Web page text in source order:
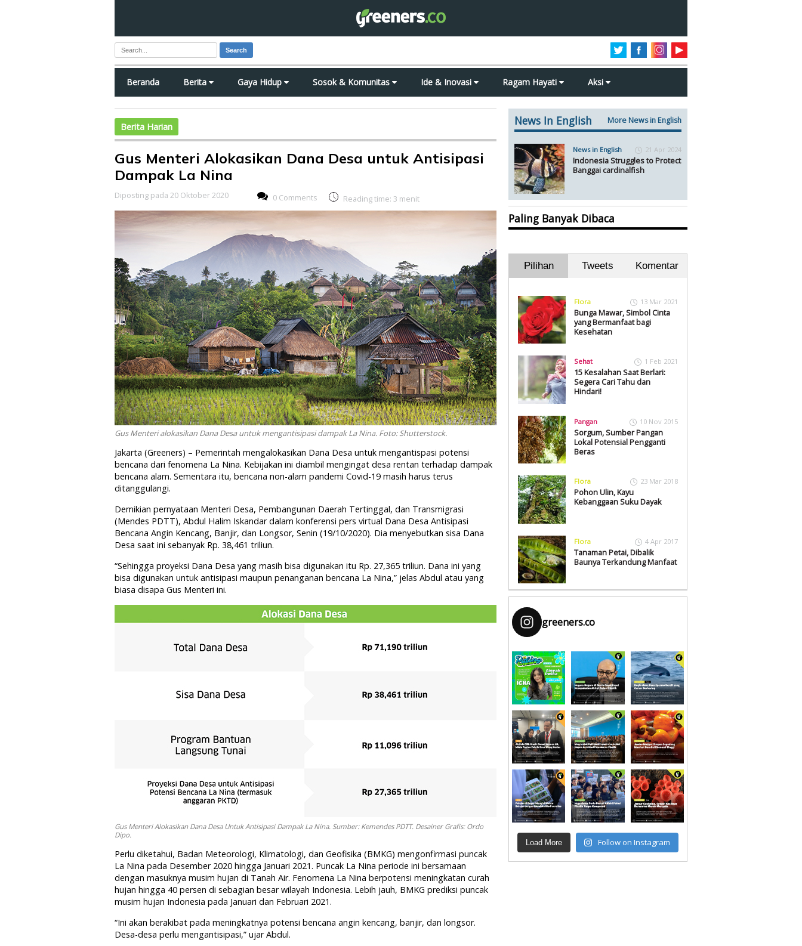
Search
Beranda Berita Gaya Hidup Sosok & Komunitas Ide & Inovasi Ragam Hayati Aksi
Berita Harian
Gus Menteri Alokasikan Dana Desa untuk Antisipasi
Dampak La Nina
Diposting pada 20 Oktober 2020 0 Comments Reading time: 3 menit
Gus Menteri alokasikan Dana Desa untuk mengantisipasi dampak La Nina. Foto: Shutterstock.
Jakarta (Greeners) – Pemerintah mengalokasikan Dana Desa untuk mengantispasi potensi
bencana dari fenomena La Nina. Kebijakan ini diambil mengingat desa rentan terhadap dampak
bencana alam. Sementara itu, bencana non-alam pandemi Covid-19 masih harus terus
ditanggulangi.
Demikian pernyataan Menteri Desa, Pembangunan Daerah Tertinggal, dan Transmigrasi
(Mendes PDTT), Abdul Halim Iskandar dalam konferensi pers virtual Dana Desa Antisipasi
Bencana Angin Kencang, Banjir, dan Longsor, Senin (19/10/2020). Dia menyebutkan sisa Dana
Desa saat ini sebanyak Rp. 38,461 triliun.
“Sehingga proyeksi Dana Desa yang masih bisa digunakan itu Rp. 27,365 triliun. Dana ini yang
bisa digunakan untuk antisipasi maupun penanganan bencana La Nina,” jelas Abdul atau yang
biasa disapa Gus Menteri ini.
Gus Menteri Alokasikan Dana Desa Untuk Antisipasi Dampak La Nina. Sumber: Kemendes PDTT. Desainer Grafis: Ordo
Dipo.
Perlu diketahui, Badan Meteorologi, Klimatologi, dan Geofisika (BMKG) mengonfirmasi puncak
La Nina pada Desember 2020 hingga Januari 2021. Puncak La Nina periode ini bersamaan
dengan masuknya musim hujan di Tanah Air. Fenomena La Nina berpotensi meningkatan curah
hujan hingga 40 persen di sebagian besar wilayah Indonesia. Lebih jauh, BMKG prediksi puncak
musim hujan Indonesia pada Januari dan Februari 2021.
“Ini akan berakibat pada meningkatnya potensi bencana angin kencang, banjir, dan longsor.
Desa-desa perlu mengantisipasi,” ujar Abdul.
News In English More News in English
News in English 21 Apr 2024
Indonesia Struggles to Protect
Banggai cardinalfish
Paling Banyak Dibaca
Pilihan Tweets Komentar
Flora 13 Mar 2021
Bunga Mawar, Simbol Cinta
yang Bermanfaat bagi
Kesehatan
Sehat 1 Feb 2021
15 Kesalahan Saat Berlari:
Segera Cari Tahu dan
Hindari!
Pangan 10 Nov 2015
Sorgum, Sumber Pangan
Lokal Potensial Pengganti
Beras
Flora 23 Mar 2018
Pohon Ulin, Kayu
Kebanggaan Suku Dayak
Flora 4 Apr 2017
Tanaman Petai, Dibalik
Baunya Terkandung Manfaat
greeners.co
Load More Follow on Instagram